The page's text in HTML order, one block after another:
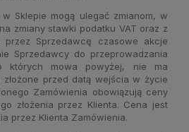
Sklepie mogą ulegać zmianom, w
zmiany stawki podatku VAT oraz z
Sprzedawcę czasowe akcje
Sprzedawcy do przeprowadzania
których mowa powyżej, nie ma
złożone przed datą wejścia w życie
Zamówienia obowiązują ceny
złożenia przez Klienta. Cena jest
przez Klienta Zamówienia.